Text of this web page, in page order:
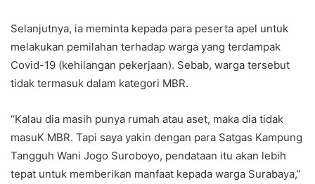
Selanjutnya, ia meminta kepada para peserta apel untuk
melakukan pemilahan terhadap warga yang terdampak
Covid-19 (kehilangan pekerjaan). Sebab, warga tersebut
tidak termasuk dalam kategori MBR.
“Kalau dia masih punya rumah atau aset, maka dia tidak
masuK MBR. Tapi saya yakin dengan para Satgas Kampung
Tangguh Wani Jogo Suroboyo, pendataan itu akan lebih
tepat untuk memberikan manfaat kepada warga Surabaya,”